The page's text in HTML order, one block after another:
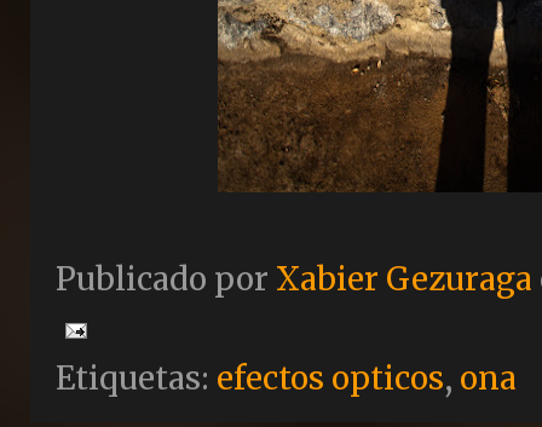
Publicado por Xabier Gezuraga
Etiquetas: efectos opticos, ona